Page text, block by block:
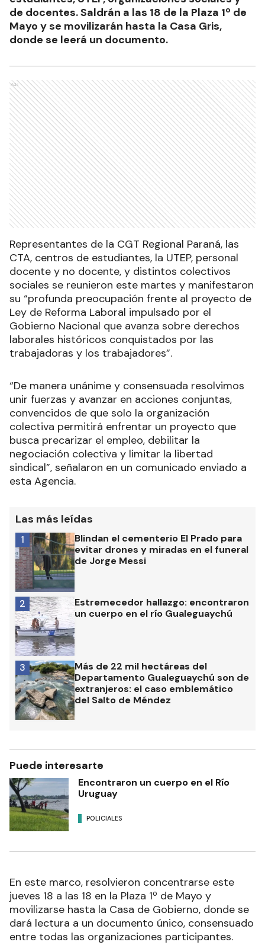
de docentes. Saldrán a las 18 de la Plaza 1º de
Mayo y se movilizarán hasta la Casa Gris,
donde se leerá un documento.
Ads
Representantes de la CGT Regional Paraná, las
CTA, centros de estudiantes, la UTEP, personal
docente y no docente, y distintos colectivos
sociales se reunieron este martes y manifestaron
su “profunda preocupación frente al proyecto de
Ley de Reforma Laboral impulsado por el
Gobierno Nacional que avanza sobre derechos
laborales históricos conquistados por las
trabajadoras y los trabajadores”.
“De manera unánime y consensuada resolvimos
unir fuerzas y avanzar en acciones conjuntas,
convencidos de que solo la organización
colectiva permitirá enfrentar un proyecto que
busca precarizar el empleo, debilitar la
negociación colectiva y limitar la libertad
sindical”, señalaron en un comunicado enviado a
esta Agencia.
Las más leídas
Blindan el cementerio El Prado para
evitar drones y miradas en el funeral
de Jorge Messi
1
Estremecedor hallazgo: encontraron
un cuerpo en el río Gualeguaychú
2
Más de 22 mil hectáreas del
Departamento Gualeguaychú son de
extranjeros: el caso emblemático
del Salto de Méndez
3
Puede interesarte
Encontraron un cuerpo en el Río
Uruguay
POLICIALES
En este marco, resolvieron concentrarse este
jueves 18 a las 18 en la Plaza 1º de Mayo y
movilizarse hasta la Casa de Gobierno, donde se
dará lectura a un documento único, consensuado
entre todas las organizaciones participantes.